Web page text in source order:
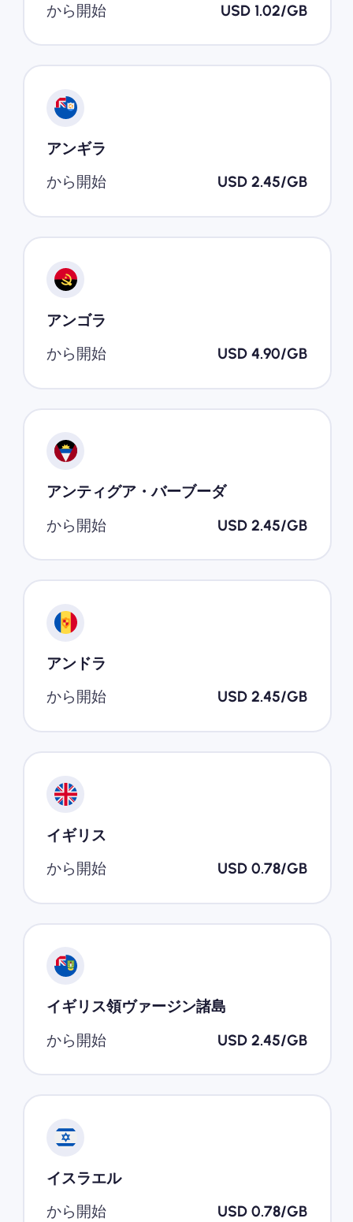
から開始 USD 1.02/GB
アンギラ
から開始
USD 2.45/GB
アンゴラ
から開始
USD 4.90/GB
アンティグア・バーブーダ
から開始
USD 2.45/GB
アンドラ
から開始
USD 2.45/GB
イギリス
から開始
USD 0.78/GB
イギリス領ヴァージン諸島
から開始
USD 2.45/GB
イスラエル
から開始
USD 0.78/GB